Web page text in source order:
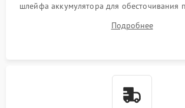
шлейфа аккумулятора для обесточивания
высохшей термопасты с кристаллов
Подробнее